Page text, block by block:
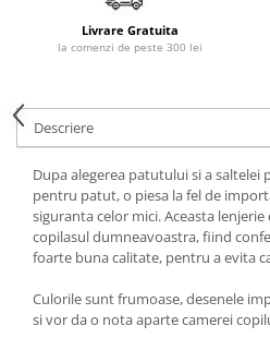
Livrare Gratuita
la comenzi de peste 300 lei
Descriere
Dupa alegerea patutului si a
pentru patut, o piesa la fel de
siguranta celor mici. Aceasta
copilasul dumneavoastra, fiind
foarte buna calitate, pentru a evita
Culorile sunt frumoase, desenele
si vor da o nota aparte camerei